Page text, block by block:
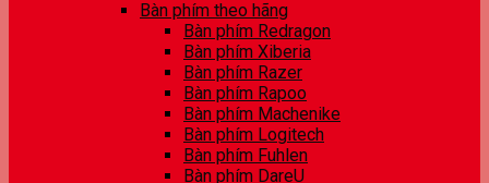
Bàn phím theo hãng
Bàn phím Redragon
Bàn phím Xiberia
Bàn phím Razer
Bàn phím Rapoo
Bàn phím Machenike
Bàn phím Logitech
Bàn phím Fuhlen
Bàn phím DareU